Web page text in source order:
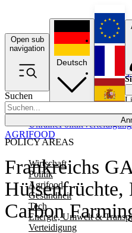
Open sub
navigation
Suchen
POLICY AREAS
Wirtschaft
Politik
Agrifood
Gesundheit
Tech
Energie, Umwelt &
Verteidigung
UkrainePolitikVerteidigung
Deutsch
Frankreichs
Hülsenfrüchte,
Carbon
AGRIFOOD